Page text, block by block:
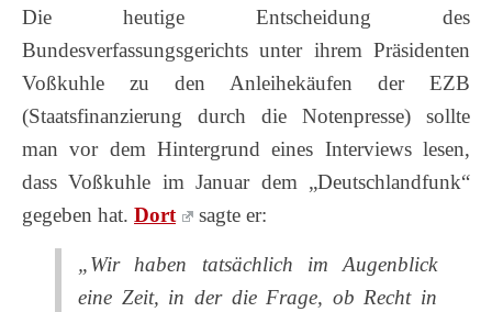
Die heutige Entscheidung des
Bundesverfassungsgerichts unter ihrem Präsidenten
Voßkuhle zu den Anleihekäufen der EZB
(Staatsfinanzierung durch die Notenpresse) sollte
man vor dem Hintergrund eines Interviews lesen,
dass Voßkuhle im Januar dem „Deutschlandfunk“
gegeben hat. Dort sagte er:
„Wir haben tatsächlich im Augenblick
eine Zeit, in der die Frage, ob Recht in